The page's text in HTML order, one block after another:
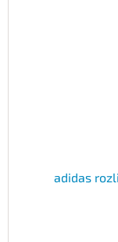
adidas